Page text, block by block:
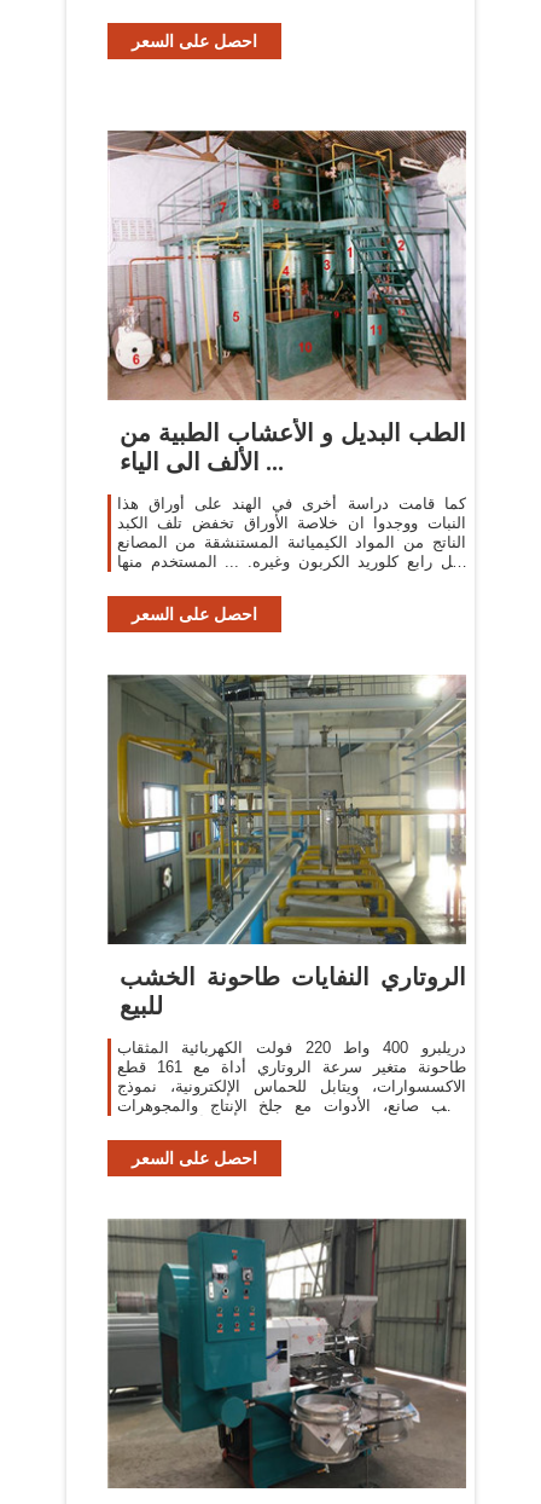
احصل على السعر
الطب البديل و الأعشاب الطبية من
الألف الى الياء ...
كما قامت دراسة أخرى في الهند على أوراق هذا
النبات ووجدوا ان خلاصة الأوراق تخفض تلف الكبد
الناتج من المواد الكيميائىة المستنشقة من المصانع
مثل رابع كلوريد الكربون وغيره. ... المستخدم منها
احصل على السعر
الروتاري النفايات طاحونة الخشب
للبيع
دريلبرو 400 واط 220 فولت الكهربائية المثقاب
طاحونة متغير سرعة الروتاري أداة مع 161 قطع
الاكسسوارات، ويتابل للحماس الإلكترونية، نموذج
الحب صانع، الأدوات مع جلخ الإنتاج والمجوهرات
احصل على السعر